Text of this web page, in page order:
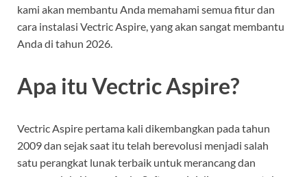
kami akan membantu Anda memahami semua fitur dan
cara instalasi Vectric Aspire, yang akan sangat membantu
Anda di tahun 2026.
Apa itu Vectric Aspire?
Vectric Aspire pertama kali dikembangkan pada tahun
2009 dan sejak saat itu telah berevolusi menjadi salah
satu perangkat lunak terbaik untuk merancang dan